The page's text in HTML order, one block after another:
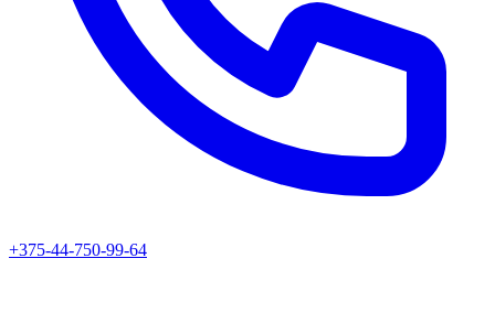
+375-44-750-99-64